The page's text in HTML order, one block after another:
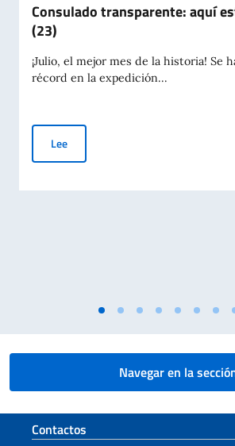
Consulado transparente: aquí
(23)
¡Julio, el mejor mes de la historia! Se
récord en la expedición...
LeeConsulado transparente: aquí están
Navegar en la
Sezione footer
Contactos